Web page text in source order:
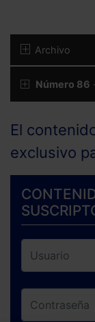
Archivo
Número 86
El
exclusivo